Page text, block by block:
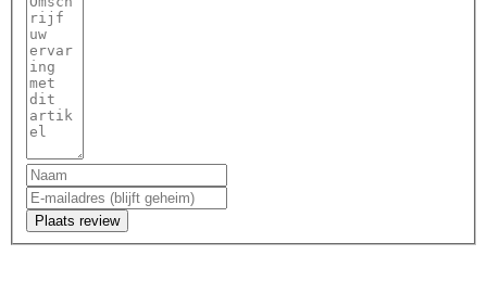
Plaats review